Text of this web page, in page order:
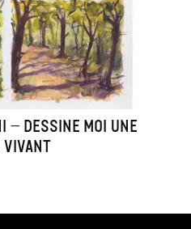
Dessine moi une
vivant